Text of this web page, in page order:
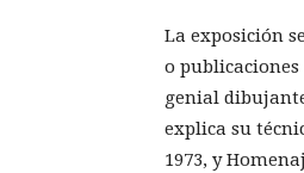
La exposición
o
genial
explica su
1973, y